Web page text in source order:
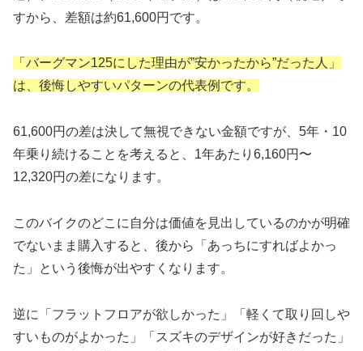
すから、差額は約61,600円です。
「バーグマン125にした理由が”安かったから”だった人」
は、後悔しやすいパターンの代表例です。
61,600円の差は決して無視できない金額ですが、5年・10
年乗り続けることを考えると、1年あたり6,160円〜
12,320円の差になります。
このバイクのどこに自分は価値を見出しているのかが明確
でないまま購入すると、後から「あっちにすればよかっ
た」という後悔が出やすくなります。
逆に「フラットフロアが欲しかった」「軽くて取り回しや
すいものがよかった」「スズキのデザインが好きだった」